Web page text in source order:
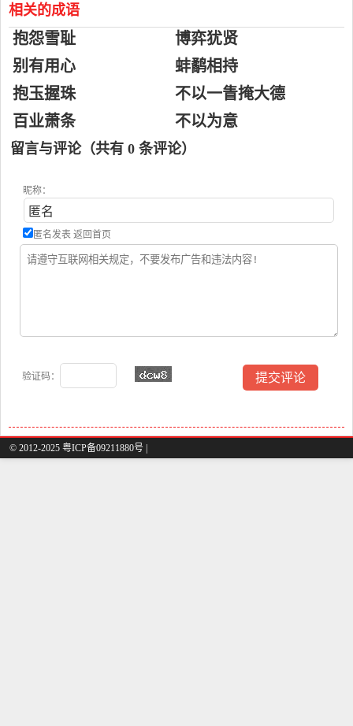
相关的成语
抱怨雪耻
博弈犹贤
别有用心
蚌鹬相持
抱玉握珠
不以一眚掩大德
百业萧条
不以为意
留言与评论（共有 0 条评论）
昵称：
匿名发表 返回首页
验证码：
© 2012-2025 粤ICP备09211880号 |